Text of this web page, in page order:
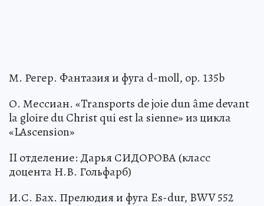
М. Регер. Фантазия и фуга d-moll, op. 135b
О. Мессиан. «Transports de joie dun âme devant
la gloire du Christ qui est la sienne» из цикла
«LAscension»
II отделение: Дарья СИДОРОВА (класс
доцента Н.В. Гольфарб)
И.С. Бах. Прелюдия и фуга Es-dur, BWV 552